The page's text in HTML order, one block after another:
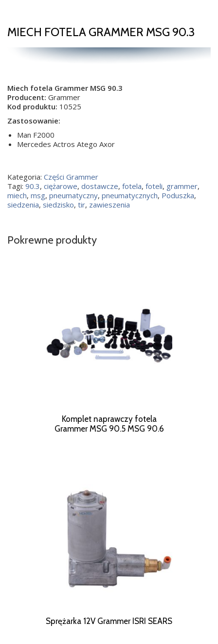
MIECH FOTELA GRAMMER MSG 90.3
Miech fotela Grammer MSG 90.3
Producent: Grammer
Kod produktu: 10525
Zastosowanie:
Man F2000
Mercedes Actros Atego Axor
Kategoria: Części Grammer
Tagi: 90.3, ciężarowe, dostawcze, fotela, foteli, grammer,
miech, msg, pneumatyczny, pneumatycznych, Poduszka,
siedzenia, siedzisko, tir, zawieszenia
Pokrewne produkty
Komplet naprawczy fotela
Grammer MSG 90.5 MSG 90.6
Sprężarka 12V Grammer ISRI SEARS